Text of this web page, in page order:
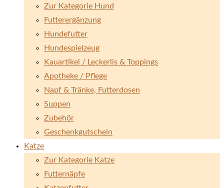
Zur Kategorie Hund
Futterergänzung
Hundefutter
Hundespielzeug
Kauartikel / Leckerlis & Toppings
Apotheke / Pflege
Napf & Tränke, Futterdosen
Suppen
Zubehör
Geschenkgutschein
Katze
Zur Kategorie Katze
Futternäpfe